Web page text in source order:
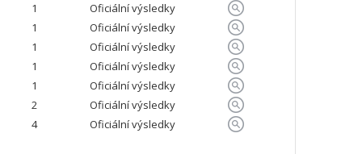
1
Oficiální výsledky
1
Oficiální výsledky
1
Oficiální výsledky
1
Oficiální výsledky
1
Oficiální výsledky
2
Oficiální výsledky
4 Oficiální výsledky